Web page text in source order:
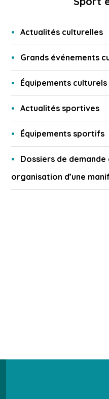
Actualités culturelles
Grands événements
Équipements culturels
Actualités sportives
Équipements sportifs
Dossiers de demande
organisation d’une